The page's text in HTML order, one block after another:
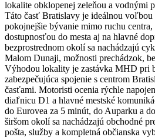
lokalite obklopenej zeleňou a vodnými
Táto časť Bratislavy je ideálnou
pokojnejšie bývanie mimo ruchu
dostupnosťou do mesta aj na hlavné
bezprostrednom okolí sa nachádzajú
Malom Dunaji, možnosti prechádzok,
Výhodou lokality je zastávka MHD pri
zabezpečujúca spojenie s centrom
časťami. Motoristi ocenia rýchle
diaľnicu D1 a hlavné mestské
do Eurovea za 5 minút, do Auparku a
širšom okolí sa nachádzajú obchodné
pošta, služby a kompletná občianska